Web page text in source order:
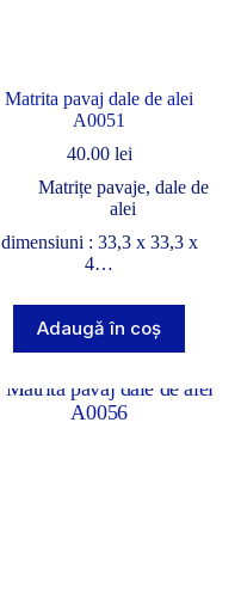
Matrita pavaj dale de alei
A0051
40.00 lei
Matrițe pavaje, dale de
alei
dimensiuni : 33,3 x 33,3 x
4…
Adaugă în coș